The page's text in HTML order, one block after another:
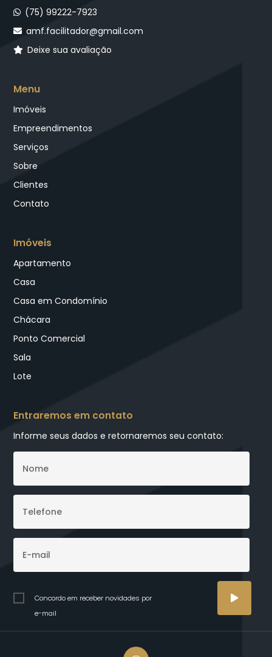
(75) 99222-7923
amf.facilitador@gmail.com
Deixe sua avaliação
Menu
Imóveis
Empreendimentos
Serviços
Sobre
Clientes
Contato
Imóveis
Apartamento
Casa
Casa em Condomínio
Chácara
Ponto Comercial
Sala
Lote
Entraremos em contato
Informe seus dados e retornaremos seu contato:
Concordo em receber novidades por
e-mail